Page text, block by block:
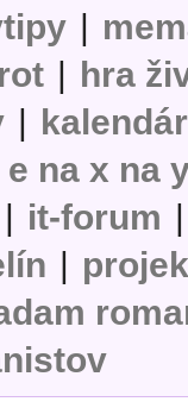
|
| hra
| kalendár
e na x na
| it-forum |
|